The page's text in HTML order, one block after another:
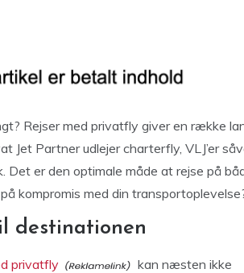
Rejser med privatfly giver en række
Jet Partner udlejer charterfly, VLJ’er
er den optimale måde at rejse på
kompromis med din
destinationen
privatfly
kan næsten ikke